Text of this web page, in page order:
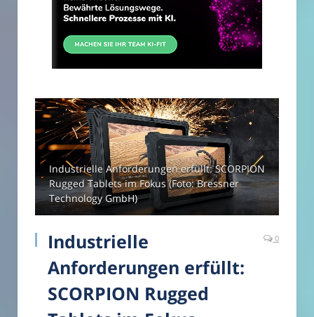
Industrielle Anforderungen erfüllt: SCORPION
Rugged Tablets im Fokus (Foto: Bressner
Technology GmbH)
Industrielle
Anforderungen erfüllt:
SCORPION Rugged
0